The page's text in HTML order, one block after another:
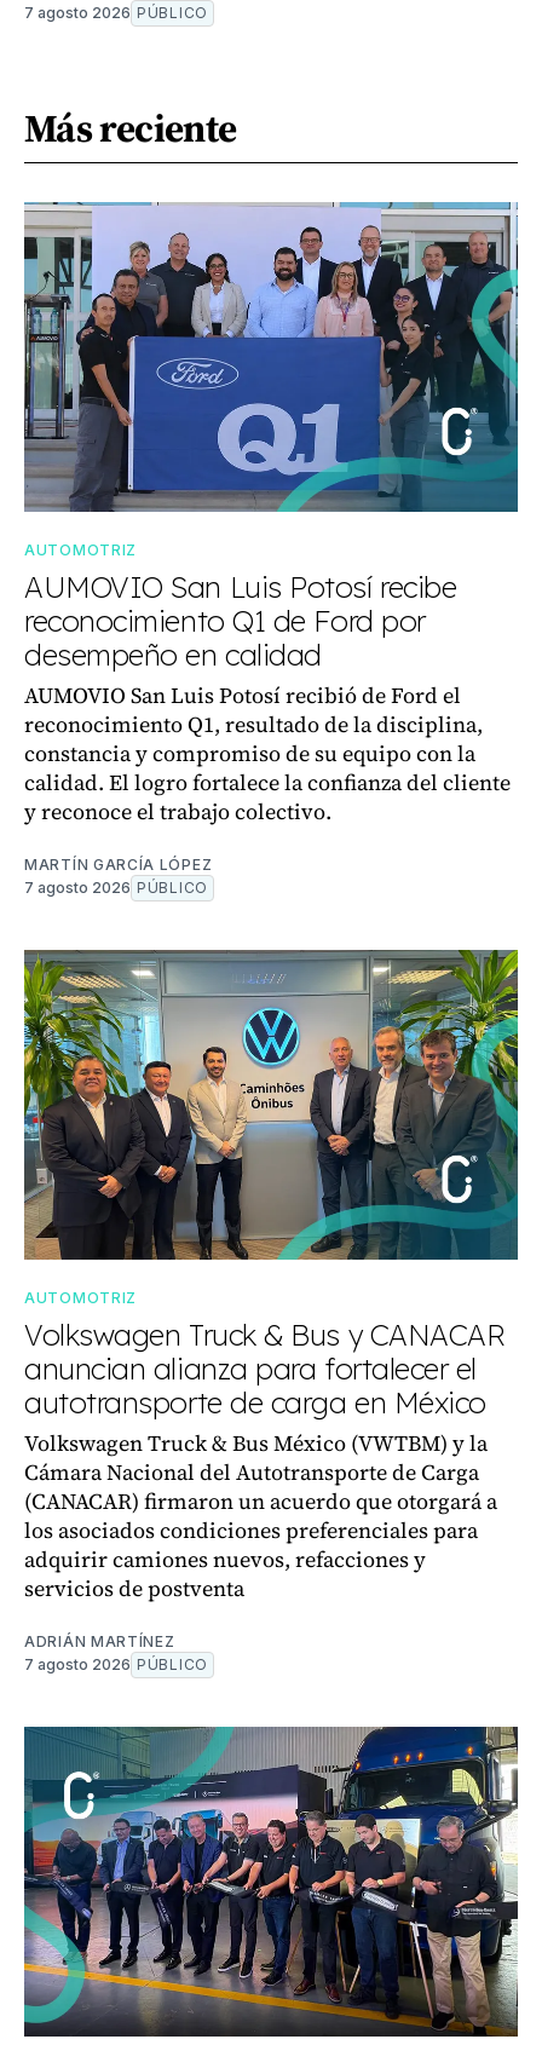
7 agosto 2026 PÚBLICO
Más reciente
AUTOMOTRIZ
AUMOVIO San Luis Potosí recibe
reconocimiento Q1 de Ford por
desempeño en calidad
AUMOVIO San Luis Potosí recibió de Ford el
reconocimiento Q1, resultado de la disciplina,
constancia y compromiso de su equipo con la
calidad. El logro fortalece la confianza del cliente
y reconoce el trabajo colectivo.
MARTÍN GARCÍA LÓPEZ
7 agosto 2026 PÚBLICO
AUTOMOTRIZ
Volkswagen Truck & Bus y CANACAR
anuncian alianza para fortalecer el
autotransporte de carga en México
Volkswagen Truck & Bus México (VWTBM) y la
Cámara Nacional del Autotransporte de Carga
(CANACAR) firmaron un acuerdo que otorgará a
los asociados condiciones preferenciales para
adquirir camiones nuevos, refacciones y
servicios de postventa
ADRIÁN MARTÍNEZ
7 agosto 2026 PÚBLICO